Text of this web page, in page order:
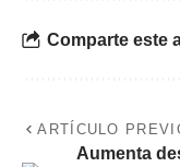
Comparte este
ARTÍCULO
Aumenta